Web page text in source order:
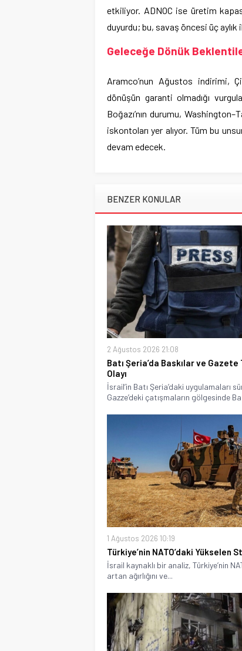
etkiliyor. ADNOC ise üretim
duyurdu; bu, savaş öncesi üç aylık
Geleceğe Dönük
Aramco’nun Ağustos indirimi,
dönüşün garanti olmadığı
Boğazı’nın durumu,
iskontoları yer alıyor. Tüm bu
devam edecek.
BENZER KONULAR
2 Ağustos 2026 21:08
Batı Şeria’da Baskılar ve
Olayı
İsrail’in Batı Şeria’daki uygulamaları
Gazze’deki çatışmaların gölgesinde
1 Ağustos 2026 10:19
Türkiye’nin NATO’daki Yükselen
İsrail kaynaklı bir analiz, Türkiye’nin
artan ağırlığını ve...